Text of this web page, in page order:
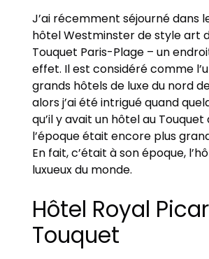
J’ai récemment séjourné dans
hôtel Westminster de style art
Touquet Paris-Plage – un
effet. Il est considéré comme
grands hôtels de luxe du nord
alors j’ai été intrigué quand
qu’il y avait un hôtel au Touquet
l’époque était encore plus
En fait, c’était à son époque,
luxueux du monde.
Hôtel Royal
Touquet